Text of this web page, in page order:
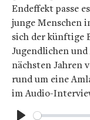
Endeffekt passe
junge Menschen
sich der künftige
Jugendlichen
nächsten Jahren
rund um eine
im Audio-